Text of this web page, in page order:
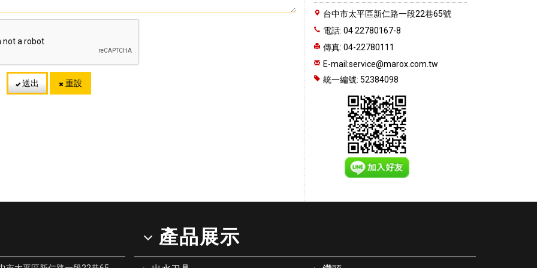
送出 重設
台中市太平區新仁路一段22巷65號
電話: 04 22780167-8
傳真: 04-22780111
E-mail:service@marox.com.tw
統一編號: 52384098
產品展示